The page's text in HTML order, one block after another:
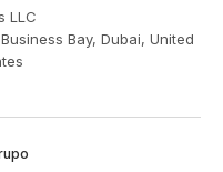
LLC
Bay, Dubai, United